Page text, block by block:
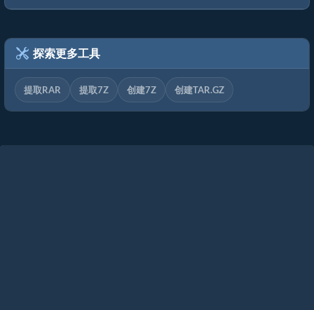
探索更多工具
提取RAR 提取7Z 创建7Z 创建TAR.GZ